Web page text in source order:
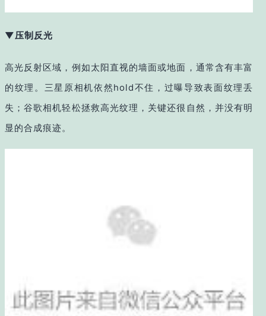
▼压制反光
高光反射区域，例如太阳直视的墙面或地面，通常含有丰富
的纹理。三星原相机依然hold不住，过曝导致表面纹理丢
失；谷歌相机轻松拯救高光纹理，关键还很自然，并没有明
显的合成痕迹。